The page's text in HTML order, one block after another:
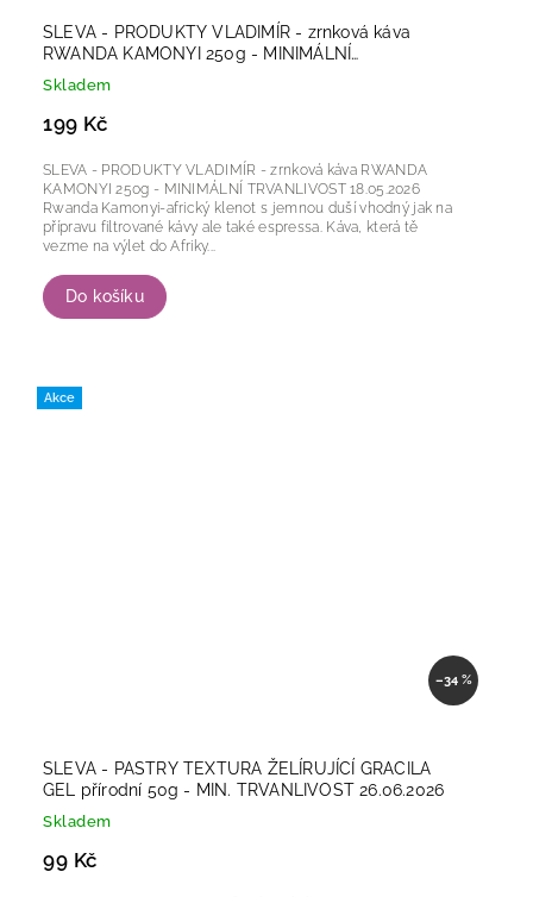
SLEVA - PRODUKTY VLADIMÍR - zrnková káva
RWANDA KAMONYI 250g - MINIMÁLNÍ
TRVANLIVOST 18.05.2026
Skladem
199 Kč
Do košíku
SLEVA - PRODUKTY VLADIMÍR - zrnková káva RWANDA
KAMONYI 250g - MINIMÁLNÍ TRVANLIVOST 18.05.2026
Rwanda Kamonyi-africký klenot s jemnou duší vhodný jak na
přípravu filtrované kávy ale také espressa. Káva, která tě
vezme na výlet do Afriky...
Akce
–34 %
SLEVA - PASTRY TEXTURA ŽELÍRUJÍCÍ GRACILA
GEL přírodní 50g - MIN. TRVANLIVOST 26.06.2026
Skladem
99 Kč